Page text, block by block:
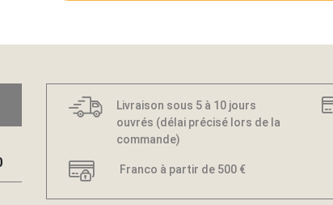
Livraison sous 5 à 10 jours
ouvrés (délai précisé lors de la
commande)
Franco à partir de 500 €